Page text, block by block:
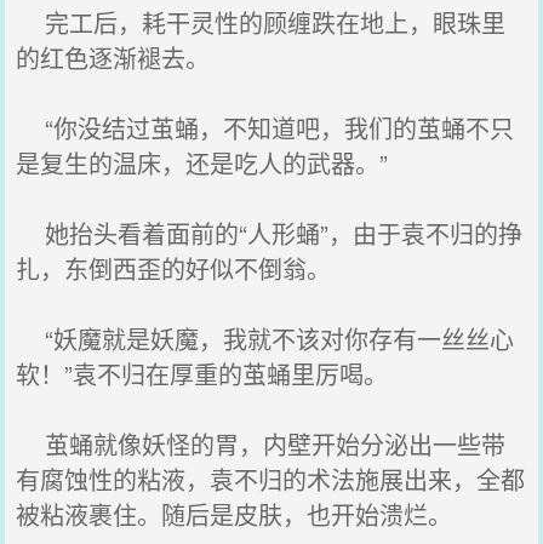
完工后，耗干灵性的顾缠跌在地上，眼珠里
的红色逐渐褪去。
“你没结过茧蛹，不知道吧，我们的茧蛹不只
是复生的温床，还是吃人的武器。”
她抬头看着面前的“人形蛹”，由于袁不归的挣
扎，东倒西歪的好似不倒翁。
“妖魔就是妖魔，我就不该对你存有一丝丝心
软！”袁不归在厚重的茧蛹里厉喝。
茧蛹就像妖怪的胃，内壁开始分泌出一些带
有腐蚀性的粘液，袁不归的术法施展出来，全都
被粘液裹住。随后是皮肤，也开始溃烂。